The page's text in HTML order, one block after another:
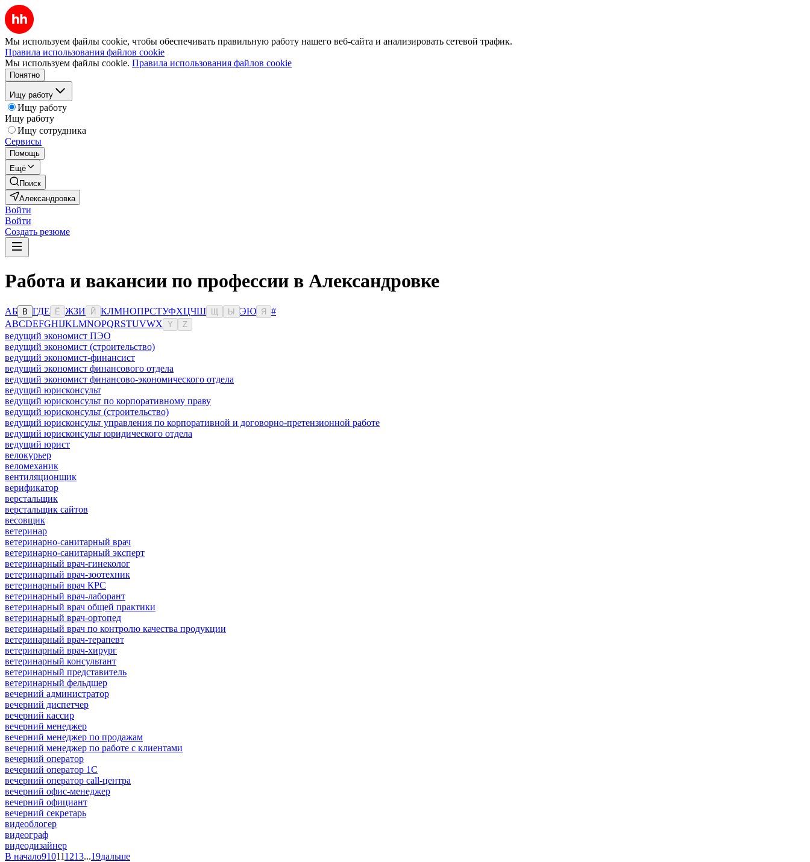
Мы используем файлы cookie, чтобы обеспечивать правильную работу нашего веб-сайта и анализировать сетевой трафик.
Правила использования файлов cookie
Мы используем файлы cookie. Правила использования файлов cookie
Понятно
Ищу работу
Ищу работу
Ищу работу
Ищу сотрудника
Сервисы
Помощь
Ещё
Поиск
Александровка
Войти
Войти
Создать резюме
Работа и вакансии по профессии в Александровке
АБ В ГДЕ Ё ЖЗИ Й КЛМНОПРСТУФХЦЧШ Ы ЭЮ Я
#
ABCDEFGHIJKLMNOPQRSTUVWX Y Z
ведущий экономист ПЭО
ведущий экономист (строительство)
ведущий экономист-финансист
ведущий экономист финансового отдела
ведущий экономист финансово-экономического отдела
ведущий юрисконсульт
ведущий юрисконсульт по корпоративному праву
ведущий юрисконсульт (строительство)
ведущий юрисконсульт управления по корпоративной и договорно-претензионной работе
ведущий юрисконсульт юридического отдела
ведущий юрист
велокурьер
веломеханик
вентиляционщик
верификатор
верстальщик
верстальщик сайтов
весовщик
ветеринар
ветеринарно-санитарный врач
ветеринарно-санитарный эксперт
ветеринарный врач-гинеколог
ветеринарный врач-зоотехник
ветеринарный врач КРС
ветеринарный врач-лаборант
ветеринарный врач общей практики
ветеринарный врач-ортопед
ветеринарный врач по контролю качества продукции
ветеринарный врач-терапевт
ветеринарный врач-хирург
ветеринарный консультант
ветеринарный представитель
ветеринарный фельдшер
вечерний администратор
вечерний диспетчер
вечерний кассир
вечерний менеджер
вечерний менеджер по продажам
вечерний менеджер по работе с клиентами
вечерний оператор
вечерний оператор 1С
вечерний оператор call-центра
вечерний офис-менеджер
вечерний официант
вечерний секретарь
видеоблогер
видеограф
видеодизайнер
В начало910111213...19дальше